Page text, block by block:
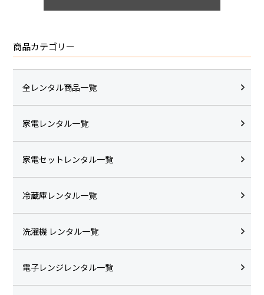
商品カテゴリー
全レンタル商品一覧
家電レンタル一覧
家電セットレンタル一覧
冷蔵庫レンタル一覧
洗濯機 レンタル一覧
電子レンジレンタル一覧